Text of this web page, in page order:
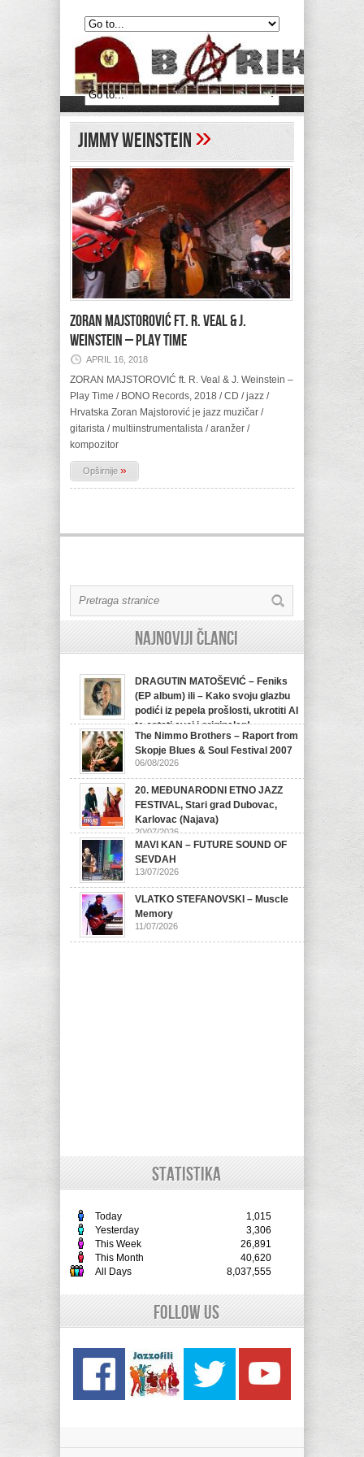
Jimmy Weinstein»
ZORAN MAJSTOROVIĆ ft. R. Veal & J.
Weinstein – Play Time
APRIL 16, 2018
ZORAN MAJSTOROVIĆ ft. R. Veal & J. Weinstein –
Play Time / BONO Records, 2018 / CD / jazz /
Hrvatska Zoran Majstorović je jazz muzičar /
gitarista / multiinstrumentalista / aranžer /
kompozitor
Opširnije »
Najnoviji članci
DRAGUTIN MATOŠEVIĆ – Feniks
(EP album) ili – Kako svoju glazbu
podići iz pepela prošlosti, ukrotiti AI
te ostati svoj i originalan!
07/08/2026
The Nimmo Brothers – Raport from
Skopje Blues & Soul Festival 2007
06/08/2026
20. MEĐUNARODNI ETNO JAZZ
FESTIVAL, Stari grad Dubovac,
Karlovac (Najava)
20/07/2026
MAVI KAN – FUTURE SOUND OF
SEVDAH
13/07/2026
VLATKO STEFANOVSKI – Muscle
Memory
11/07/2026
STATISTIKA
Today
1,015
Yesterday
3,306
This Week
26,891
This Month
40,620
All Days
8,037,555
Follow Us